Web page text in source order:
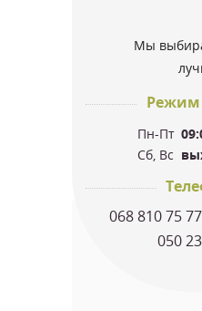
Мы
Режим
Пн-Пт
Сб, Вс
068 810 75 77
050